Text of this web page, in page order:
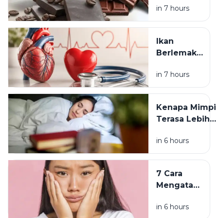
Makan
Cokelat?
soal
Kafein dan
in 7 hours
Ikan
Berlemak
Kesehatan
Jantung: Ini
Cara
Mengolahnya
in 7 hours
Kenapa Mimpi
Terasa Lebih
Tidur Lagi di
Pagi Hari? Ini
Penjelasannya
in 6 hours
7 Cara
Mengatasi
Tersumbat
in 6 hours